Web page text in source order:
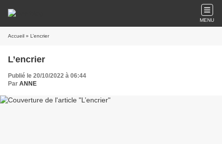
MENU
Accueil » L’encrier
L’encrier
Publié le 20/10/2022 à 06:44
Par ANNE